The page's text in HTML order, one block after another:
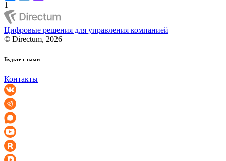
1
Цифровые решения для управления компанией
© Directum, 2026
Будьте с нами
Контакты